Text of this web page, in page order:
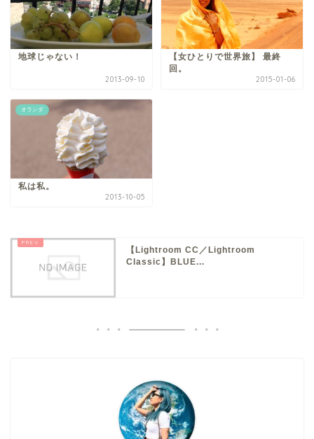
地球じゃない！
2013-09-10
【女ひとりで世界旅】 最終
回。
2015-01-06
オランダ
私は私。
2013-10-05
【Lightroom CC／Lightroom
Classic】BLUE...